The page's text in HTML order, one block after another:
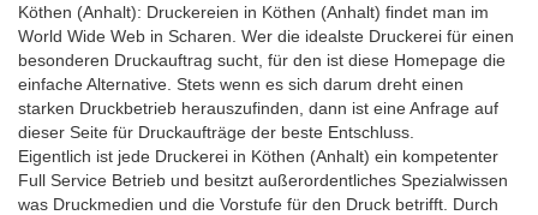
Köthen (Anhalt): Druckereien in Köthen (Anhalt) findet man im
World Wide Web in Scharen. Wer die idealste Druckerei für einen
besonderen Druckauftrag sucht, für den ist diese Homepage die
einfache Alternative. Stets wenn es sich darum dreht einen
starken Druckbetrieb herauszufinden, dann ist eine Anfrage auf
dieser Seite für Druckaufträge der beste Entschluss.
Eigentlich ist jede Druckerei in Köthen (Anhalt) ein kompetenter
Full Service Betrieb und besitzt außerordentliches Spezialwissen
was Druckmedien und die Vorstufe für den Druck betrifft. Durch